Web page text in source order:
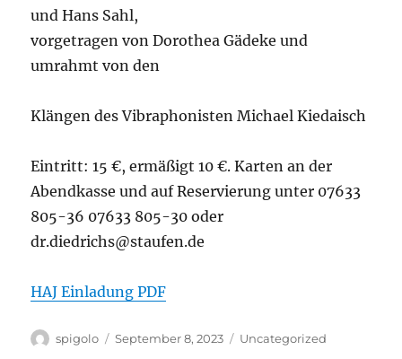
und Hans Sahl,
vorgetragen von Dorothea Gädeke und
umrahmt von den
Klängen des Vibraphonisten Michael Kiedaisch
Eintritt: 15 €, ermäßigt 10 €. Karten an der
Abendkasse und auf Reservierung unter 07633
805-36 07633 805-30 oder
dr.diedrichs@staufen.de
HAJ Einladung PDF
Autor
spigolo
Veröffentlicht
September 8, 2023 Kategorien
Uncategorized